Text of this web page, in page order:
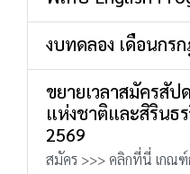
งบทดลอง เดือนกร
ขยายเวลาสมัครสัป
แห่งชาติและสิรินธ
2569
สมัคร >>> คลิกที่นี่ เกณ